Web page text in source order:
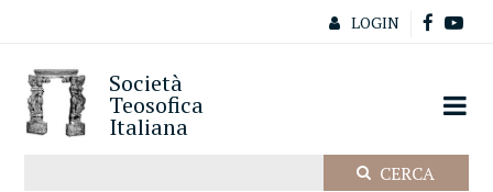
LOGIN
Società
Teosofica
Italiana